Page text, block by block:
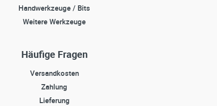
Handwerkzeuge / Bits
Weitere Werkzeuge
Häufige Fragen
Versandkosten
Zahlung
Lieferung